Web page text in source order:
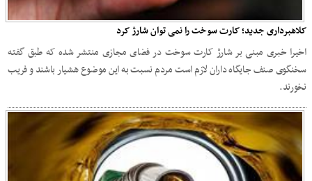
کلاهبرداری جدید؛ کارت سوخت را نمی توان شارژ کرد
اخیرا خبری مبنی بر شارژ کارت سوخت در فضای مجازی منتشر شده که طبق گفته
سخنگوی صنف جایگاه داران لازم است مردم نسبت به این موضوع هشیار باشند و فریب
نخورند.